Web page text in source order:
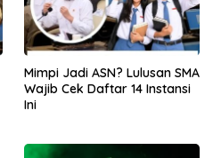
Mimpi Jadi ASN? Lulusan SMA
Wajib Cek Daftar 14 Instansi
Ini